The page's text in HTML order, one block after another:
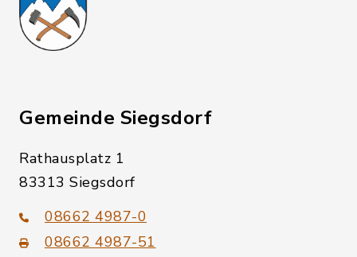
Gemeinde Siegsdorf
Rathausplatz 1
83313 Siegsdorf
08662 4987-0
08662 4987-51